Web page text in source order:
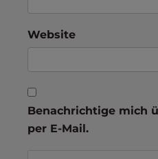
Website
Benachrichtige mich
per E-Mail.